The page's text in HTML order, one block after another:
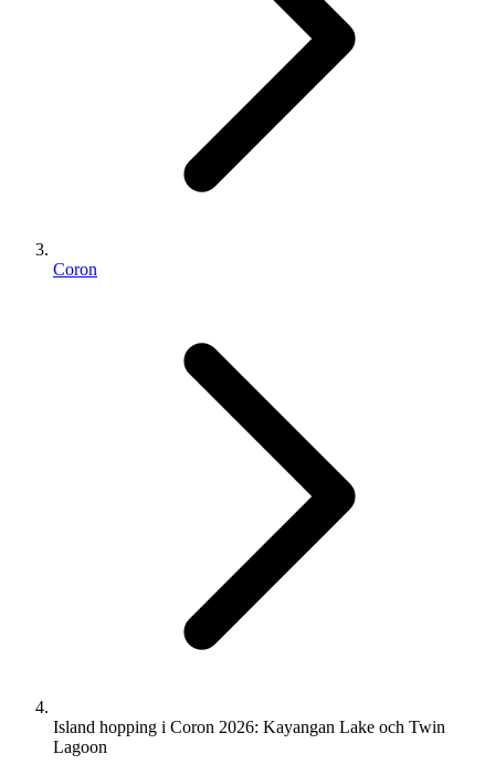
Coron
Island hopping i Coron 2026: Kayangan Lake och Twin
Lagoon